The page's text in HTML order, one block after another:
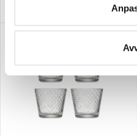
Ta reda på mer om hur dina
Du kan ändra eller dra
Vi använder cookies för att
ska anpassas efter det
gör också att vi kan